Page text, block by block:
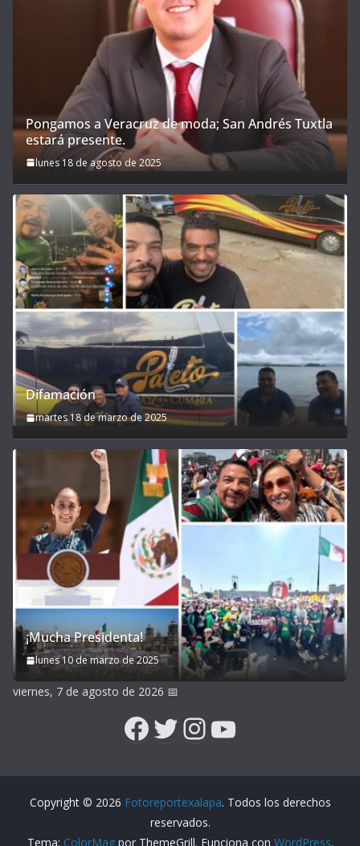
Pongamos a Veracruz de moda; San Andrés Tuxtla
estará presente.
lunes 18 de agosto de 2025
Difamación
martes 18 de marzo de 2025
¡Mucha Presidenta!
lunes 10 de marzo de 2025
viernes, 7 de agosto de 2026 📅
Facebook
Twitter
Instagram
YouTube
Copyright © 2026 Fotoreportexalapa. Todos los derechos
reservados.
Tema: ColorMagpor ThemeGrill. Funciona con WordPress.